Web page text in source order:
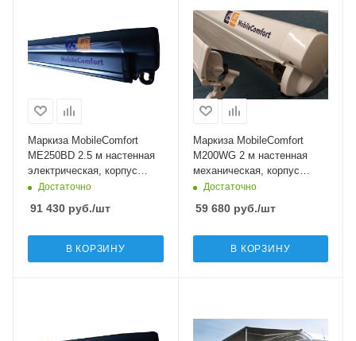
Маркиза MobileComfort
ME250BD 2.5 м настенная
электрическая, корпус
черный, полотно серое
Достаточно
91 430 руб./шт
В КОРЗИНУ
Маркиза MobileComfort
M200WG 2 м настенная
механическая, корпус
белый, полотно светло-
Достаточно
59 680руб./шт
В КОРЗИНУ